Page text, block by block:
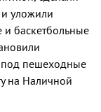
уложили
баскетбольные
под пешеходные
на Наличной